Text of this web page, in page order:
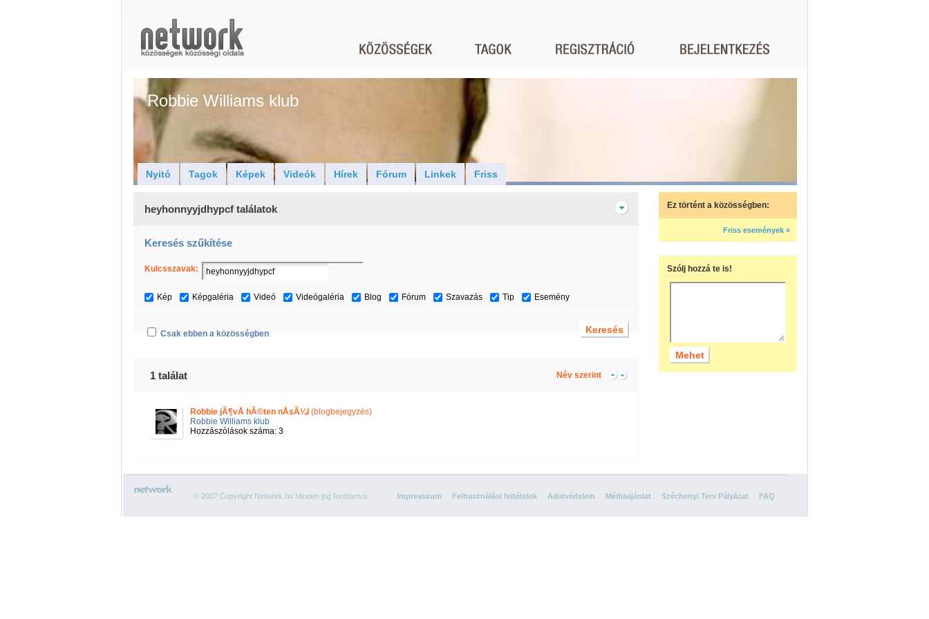
Robbie Williams klub
Nyitó Tagok Képek Videók Hírek Fórum Linkek Friss
heyhonnyyjdhypcf találatok
Keresés szűkítése
Kulcsszavak:
Kép Képgaléria Videó Videógaléria Blog Fórum Szavazás Tip Esemény
Csak ebben a közösségben
1 találat Név szerint
Robbie jÃ¶vÅ hÃ©ten nÅsÃ¼l (blogbejegyzés)
Robbie Williams klub
Hozzászólások száma: 3
Ez történt a közösségben:
Friss események »
Szólj hozzá te is!
© 2007 Copyright Network.hu Minden jog fenntartva. Impresszum Felhasználási feltételek Adatvédelem Médiaajánlat Széchenyi Terv Pályázat FAQ